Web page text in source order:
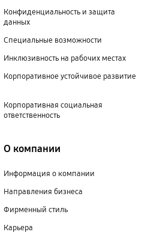
Конфиденциальность и защита
данных
Специальные возможности
Инклюзивность на рабочих местах
Корпоративное устойчивое развитие
Корпоративная социальная
ответственность
О компании
Информация о компании
Направления бизнеса
Фирменный стиль
Карьера